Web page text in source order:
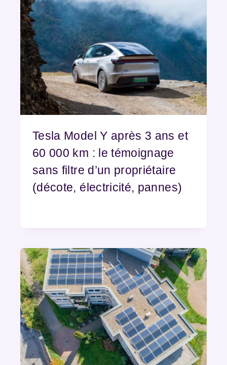
Tesla Model Y après 3 ans et
60 000 km : le témoignage
sans filtre d’un propriétaire
(décote, électricité, pannes)